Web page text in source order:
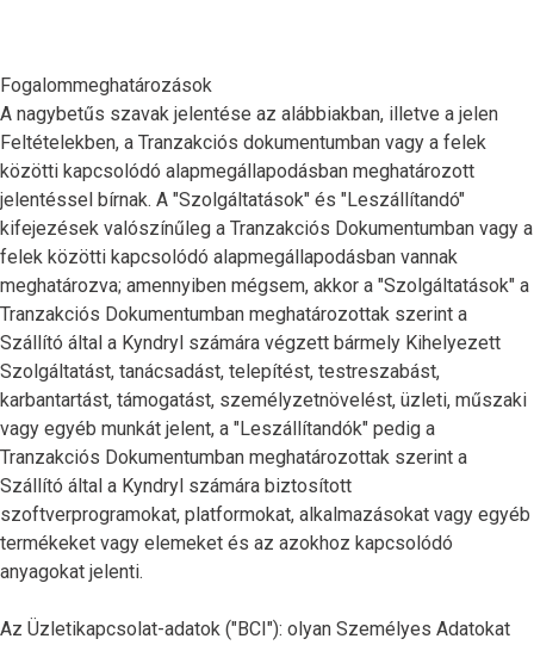
Fogalommeghatározások
A nagybetűs szavak jelentése az alábbiakban, illetve a jelen
Feltételekben, a Tranzakciós dokumentumban vagy a felek
közötti kapcsolódó alapmegállapodásban meghatározott
jelentéssel bírnak. A "Szolgáltatások" és "Leszállítandó"
kifejezések valószínűleg a Tranzakciós Dokumentumban vagy a
felek közötti kapcsolódó alapmegállapodásban vannak
meghatározva; amennyiben mégsem, akkor a "Szolgáltatások" a
Tranzakciós Dokumentumban meghatározottak szerint a
Szállító által a Kyndryl számára végzett bármely Kihelyezett
Szolgáltatást, tanácsadást, telepítést, testreszabást,
karbantartást, támogatást, személyzetnövelést, üzleti, műszaki
vagy egyéb munkát jelent, a "Leszállítandók" pedig a
Tranzakciós Dokumentumban meghatározottak szerint a
Szállító által a Kyndryl számára biztosított
szoftverprogramokat, platformokat, alkalmazásokat vagy egyéb
termékeket vagy elemeket és az azokhoz kapcsolódó
anyagokat jelenti.
Az Üzletikapcsolat-adatok ("BCI"): olyan Személyes Adatokat